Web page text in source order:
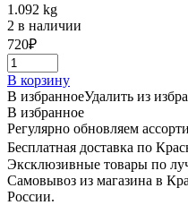
1.092 kg
2 в наличии
720₽
В корзину
В избранноеУдалить из
В избранное
Регулярно обновляем
Бесплатная доставка по
Эксклюзивные товары по
Самовывоз из магазина в
России.